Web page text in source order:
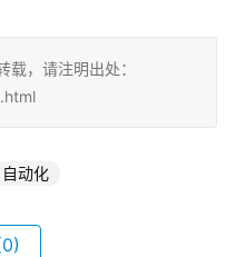
，请注明出处：
自动化